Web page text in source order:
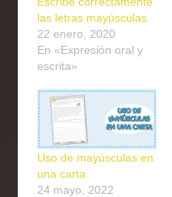
las letras mayúsculas.
22 enero, 2020
En «Expresión oral y
escrita»
Uso de mayúsculas en
una carta
24 mayo, 2022